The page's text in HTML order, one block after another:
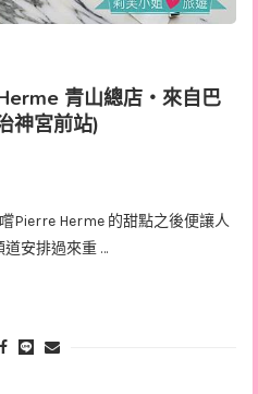
青山總店‧來自巴
神宮前站)
Pierre Herme 的甜點之後便讓人
安排過來重 …